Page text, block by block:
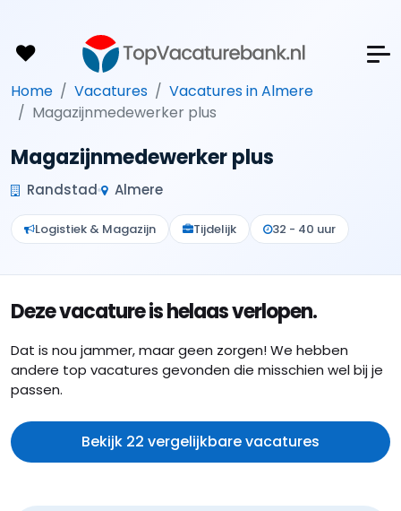
Home Vacatures
Vacatures in Almere
Magazijnmedewerker plus
Magazijnmedewerker plus
Randstad Almere
Logistiek & Magazijn Tijdelijk 32 - 40 uur
Deze vacature is helaas verlopen.
Dat is nou jammer, maar geen zorgen! We hebben
andere top vacatures gevonden die misschien wel bij je
passen.
Bekijk 22 vergelijkbare vacatures